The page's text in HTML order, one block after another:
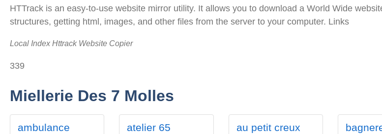
HTTrack is an easy-to-use website mirror utility. It allows you to download a World Wide
structures, getting html, images, and other files from the server to your computer. Links
Local Index Httrack Website Copier
339
Miellerie Des 7 Molles
ambulance
atelier 65 au petit creux